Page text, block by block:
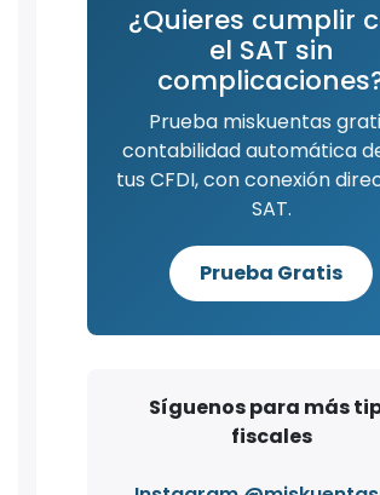
¿Quieres cumplir
el SAT sin
Prueba miskuentas
contabilidad automática
tus CFDI, con conexión
SAT.
Prueba Gratis
Síguenos para más
fiscales